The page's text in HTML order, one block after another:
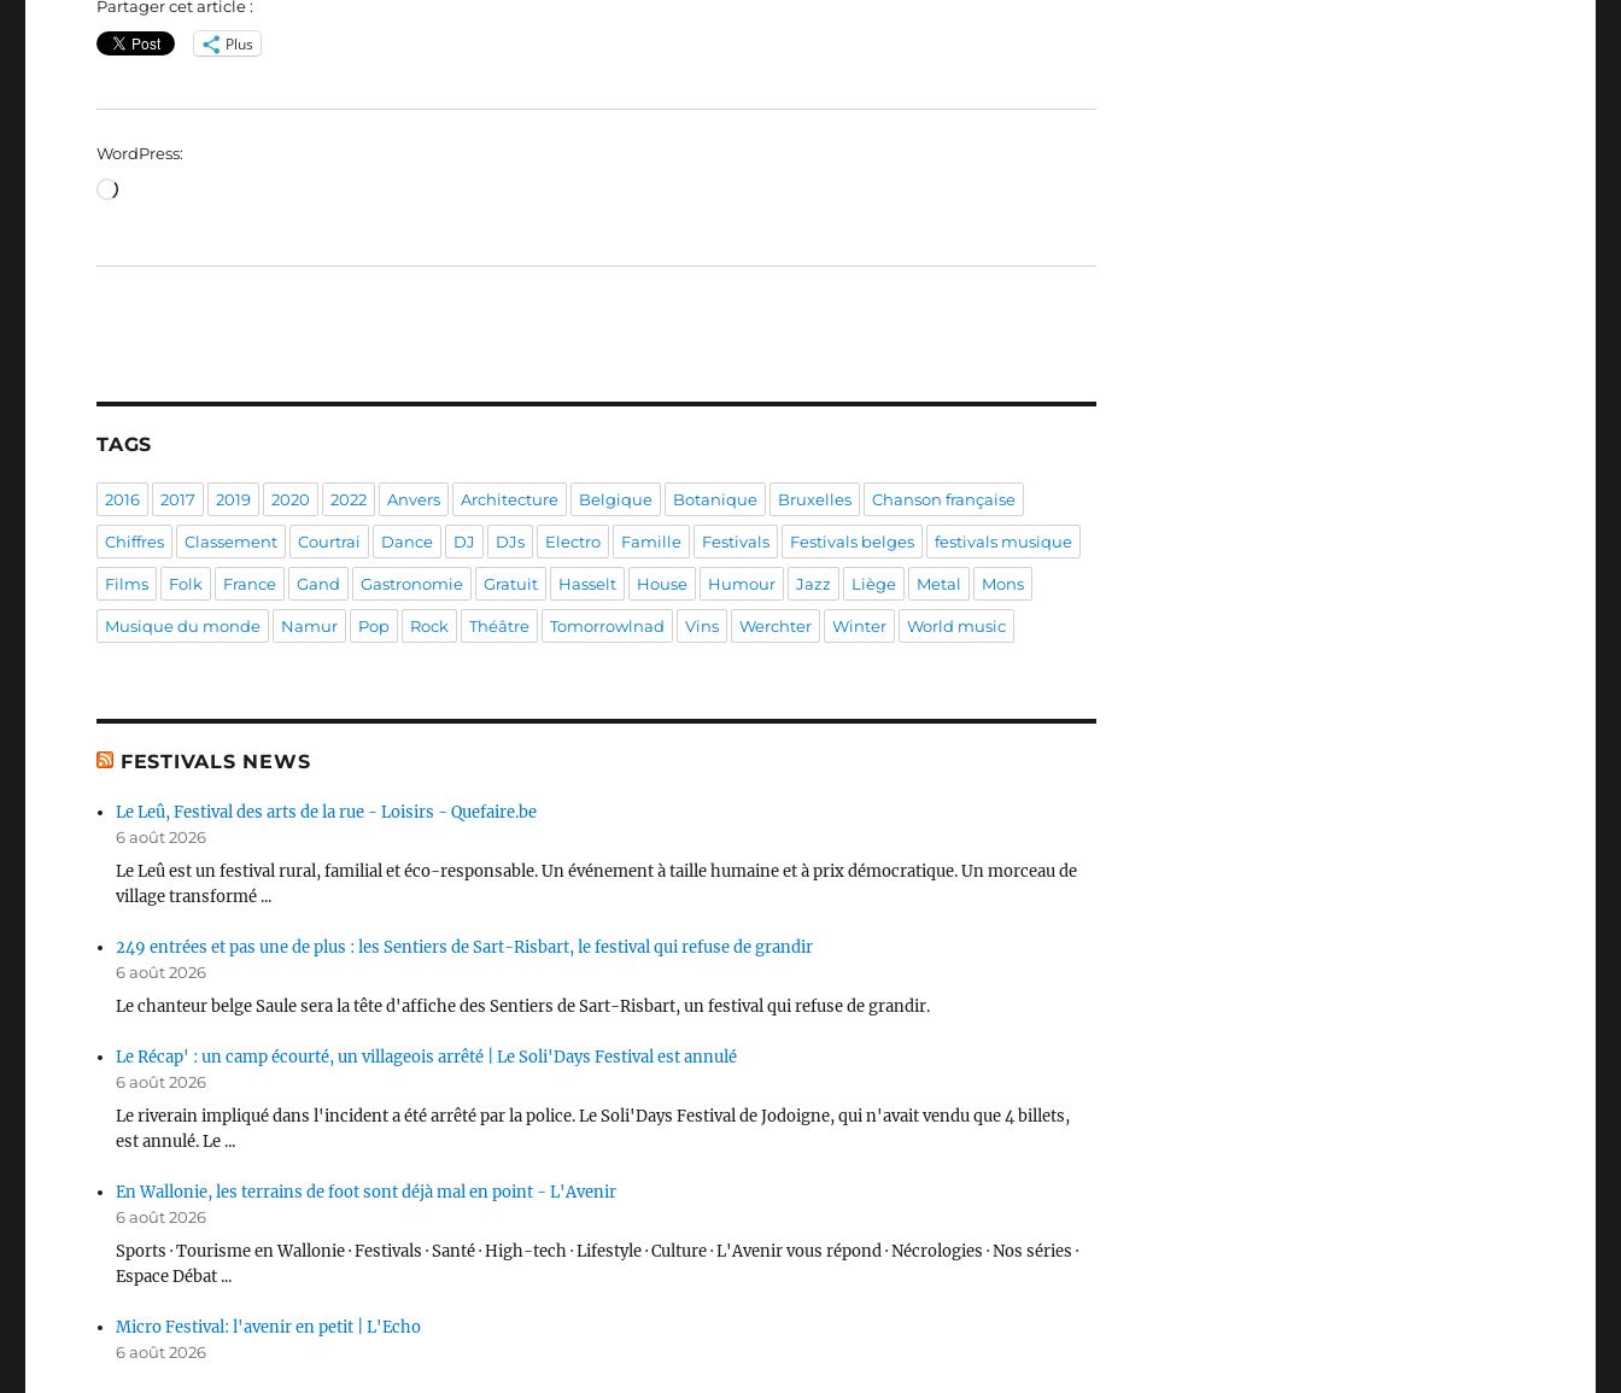
Partager cet article :
Plus
WordPress:
Loading…
TAGS
2016 2017 2019 2020 2022 Anvers Architecture Belgique Botanique Bruxelles Chanson française
Chiffres Classement Courtrai Dance DJ DJs Electro Famille Festivals Festivals belges festivals musique
Films Folk France Gand Gastronomie Gratuit Hasselt House Humour Jazz Liège Metal Mons
Musique du monde Namur Pop Rock Théâtre Tomorrowlnad Vins Werchter Winter World music
FESTIVALS NEWS
Le Leû, Festival des arts de la rue - Loisirs - Quefaire.be
6 août 2026
Le Leû est un festival rural, familial et éco-responsable. Un événement à taille humaine et à prix démocratique. Un morceau de
village transformé ...
249 entrées et pas une de plus : les Sentiers de Sart-Risbart, le festival qui refuse de grandir
6 août 2026
Le chanteur belge Saule sera la tête d'affiche des Sentiers de Sart-Risbart, un festival qui refuse de grandir.
Le Récap' : un camp écourté, un villageois arrêté | Le Soli'Days Festival est annulé
6 août 2026
Le riverain impliqué dans l'incident a été arrêté par la police. Le Soli'Days Festival de Jodoigne, qui n'avait vendu que 4 billets,
est annulé. Le ...
En Wallonie, les terrains de foot sont déjà mal en point - L'Avenir
6 août 2026
Sports · Tourisme en Wallonie · Festivals · Santé · High-tech · Lifestyle · Culture · L'Avenir vous répond · Nécrologies · Nos séries ·
Espace Débat ...
Micro Festival: l'avenir en petit | L'Echo
6 août 2026